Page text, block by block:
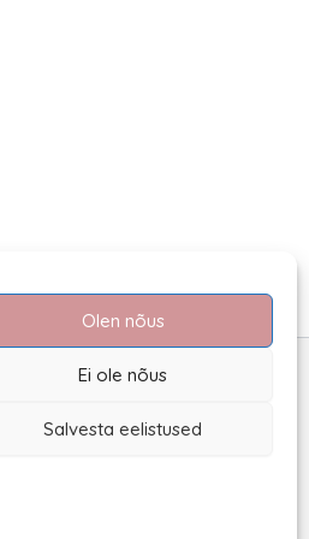
Olen nõus
Ei ole nõus
Salvesta eelistused